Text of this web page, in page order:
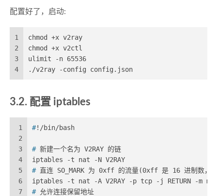
配置好了，启动:
1
2
3
4
chmod +x v2ray
chmod +x v2ctl
ulimit -n 65536
./v2ray -config config.json
3.2. 配置 iptables
1
2
3
4
5
6
7
#!/bin/bash
# 新建一个名为 V2RAY 的链
iptables -t nat -N V2RAY
# 直连 SO_MARK 为 0xff 的流量(0xff 是 16 进制数，数
iptables -t nat -A V2RAY -p tcp -j RETURN -m
# 允许连接保留地址